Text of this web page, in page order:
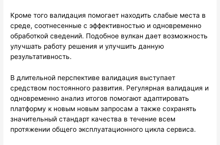
Кроме того валидация помогает находить слабые места в
среде, соотнесенные с эффективностью и одновременно
обработкой сведений. Подобное вулкан дает возможность
улучшать работу решения и улучшить данную
результативность.
В длительной перспективе валидация выступает
средством постоянного развития. Регулярная валидация и
одновременно анализ итогов помогают адаптировать
платформу к новым новым запросам а также сохранять
значительный стандарт качества в течение всем
протяжении общего эксплуатационного цикла сервиса.